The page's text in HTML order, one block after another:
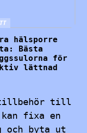
hälsporre
Bästa
för
lättnad
till
fixa en
och byta ut